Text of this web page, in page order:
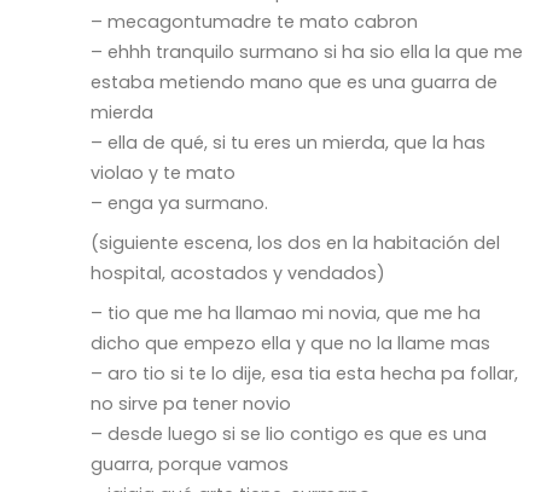
– mecagontumadre te mato cabron
– ehhh tranquilo surmano si ha sio ella la que me
estaba metiendo mano que es una guarra de
mierda
– ella de qué, si tu eres un mierda, que la has
violao y te mato
– enga ya surmano.
(siguiente escena, los dos en la habitación del
hospital, acostados y vendados)
– tio que me ha llamao mi novia, que me ha
dicho que empezo ella y que no la llame mas
– aro tio si te lo dije, esa tia esta hecha pa follar,
no sirve pa tener novio
– desde luego si se lio contigo es que es una
guarra, porque vamos